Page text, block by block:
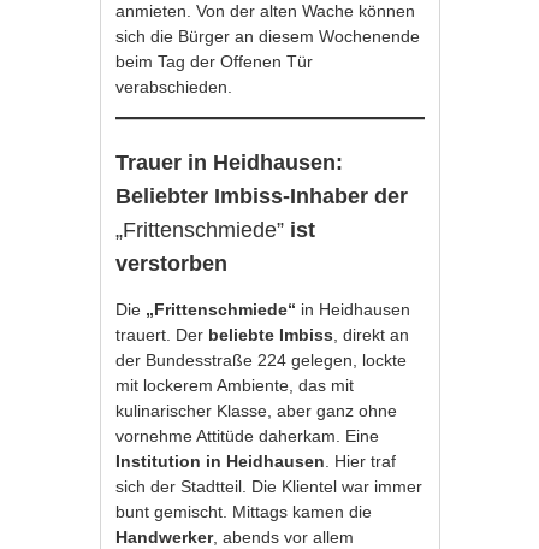
anmieten. Von der alten Wache können
sich die Bürger an diesem Wochenende
beim Tag der Offenen Tür
verabschieden.
Trauer in Heidhausen:
Beliebter Imbiss-Inhaber der
„Frittenschmiede” ist
verstorben
Die „Frittenschmiede“ in Heidhausen
trauert. Der beliebte Imbiss, direkt an
der Bundesstraße 224 gelegen, lockte
mit lockerem Ambiente, das mit
kulinarischer Klasse, aber ganz ohne
vornehme Attitüde daherkam. Eine
Institution in Heidhausen. Hier traf
sich der Stadtteil. Die Klientel war immer
bunt gemischt. Mittags kamen die
Handwerker, abends vor allem